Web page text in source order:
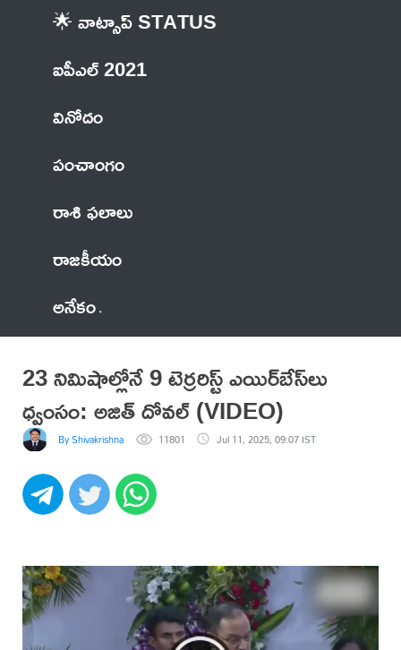
🌟 వాట్సాప్ STATUS
ఐపీఎల్ 2021
వినోదం
పంచాంగం
రాశి ఫలాలు
రాజకీయం
అనేకం
23 నిమిషాల్లోనే 9 టెర్రరిస్ట్ ఎయిర్‌బేస్‌లు
ధ్వంసం: అజిత్ దోవల్ (VIDEO)
By Shivakrishna 11801 Jul 11, 2025, 09:07 IST